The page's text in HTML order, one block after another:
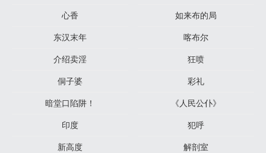
心香
如来布的局
东汉末年
喀布尔
介绍卖淫
狂喷
侗子婆
彩礼
暗堂口陷阱！
《人民公仆》
印度
犯呼
新高度
解剖室